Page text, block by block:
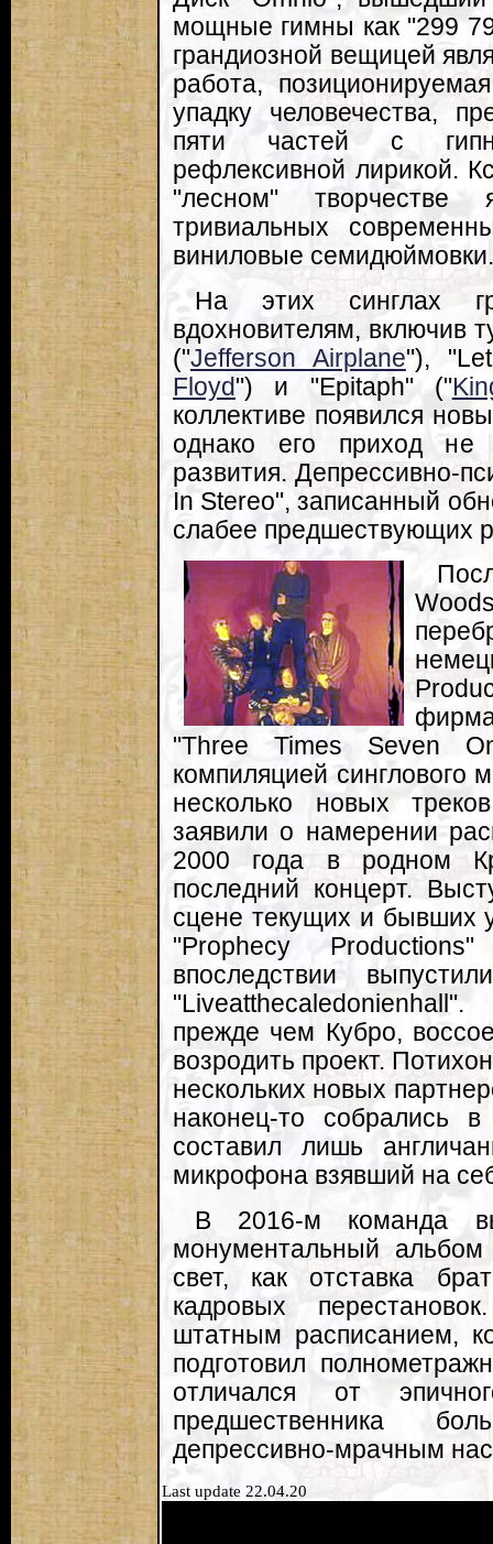
мощные гимны как "299
грандиозной вещицей
работа,
упадку человечества,
пяти частей с
рефлексивной лирикой.
"лесном"
тривиальных
виниловые семидюймовки.
На этих синглах
вдохновителям, включив
("Jefferson Airplane"),
Floyd") и "Epitaph" ("
коллективе появился
однако его приход не
развития. Депрессивно-
In Stereo", записанный
слабее предшествующих
"Three Times Seven
компиляцией синглового
несколько новых
заявили о намерении
2000 года в родном
последний концерт.
сцене текущих и бывших
"Prophecy
впоследствии
прежде чем Кубро,
возродить проект.
нескольких новых
наконец-то собрались
составил лишь
микрофона взявший на
В 2016-м команда
монументальный
свет, как отставка
кадровых
штатным расписанием,
подготовил
отличался от
предшественника
депрессивно-мрачным
Last update 22.04.20